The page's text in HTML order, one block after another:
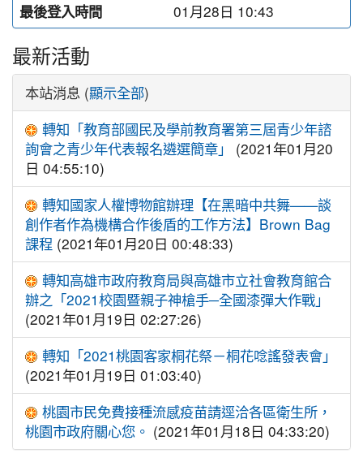
最後登入時間 01月28日 10:43
最新活動
本站消息 (顯示全部)
轉知「教育部國民及學前教育署第三屆青少年諮
詢會之青少年代表報名遴選簡章」
(2021年01月20
日 04:55:10)
轉知國家人權博物館辦理【在黑暗中共舞——談
創作者作為機構合作後盾的工作方法】Brown Bag
課程 (2021年01月20日 00:48:33)
轉知高雄市政府教育局與高雄市立社會教育館合
辦之「2021校園暨親子神槍手─全國漆彈大作戰」
(2021年01月19日 02:27:26)
轉知「2021桃園客家桐花祭－桐花唸謠發表會」
(2021年01月19日 01:03:40)
桃園市民免費接種流感疫苗請逕洽各區衛生所，
桃園市政府關心您。 (2021年01月18日 04:33:20)